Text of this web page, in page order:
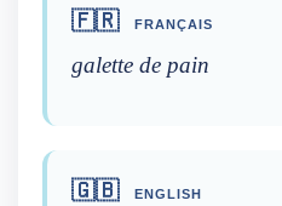
🇫🇷 FRANÇAIS
galette de pain
🇬🇧 ENGLISH